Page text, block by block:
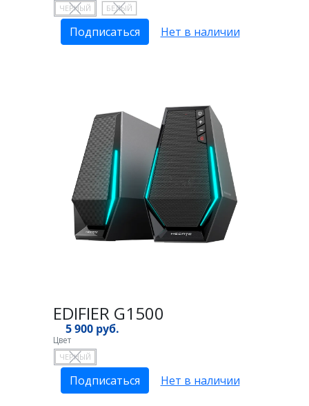
ЧЕРНЫЙ БЕЛЫЙ
Подписаться Нет в наличии
EDIFIER G1500
5 900 руб.
Цвет
ЧЕРНЫЙ
Подписаться Нет в наличии